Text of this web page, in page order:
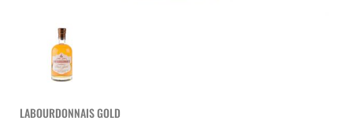
LABOURDONNAIS GOLD